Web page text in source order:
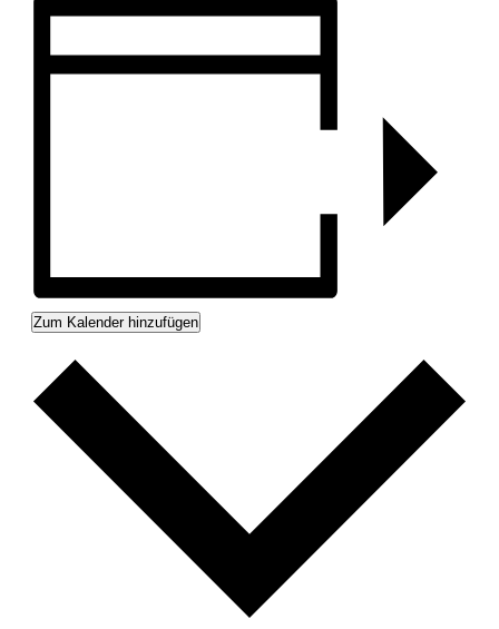
Zum Kalender hinzufügen